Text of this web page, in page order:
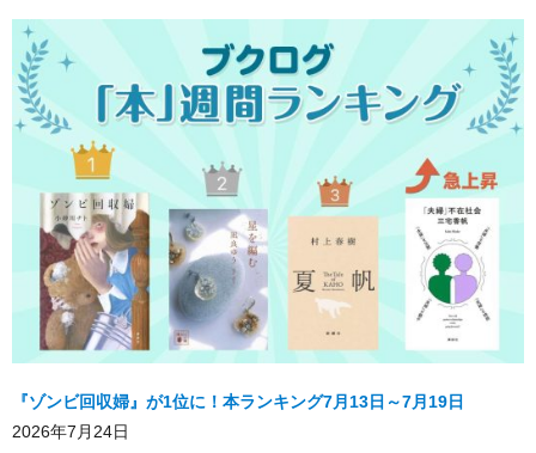
『ゾンビ回収婦』が1位に！本ランキング7月13日～7月19日
2026年7月24日